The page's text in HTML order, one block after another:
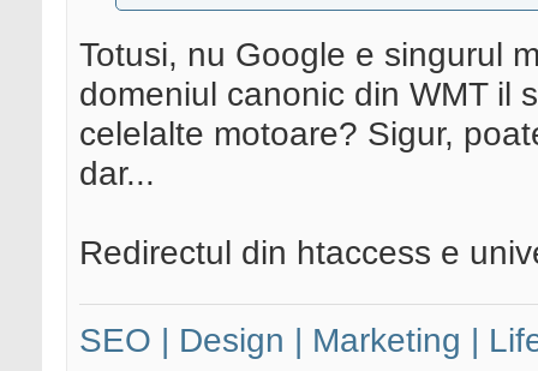
Totusi, nu Google e singurul
domeniul canonic din WMT il
celelalte motoare? Sigur,
dar...
Redirectul din htaccess e
SEO | Design | Marketing |